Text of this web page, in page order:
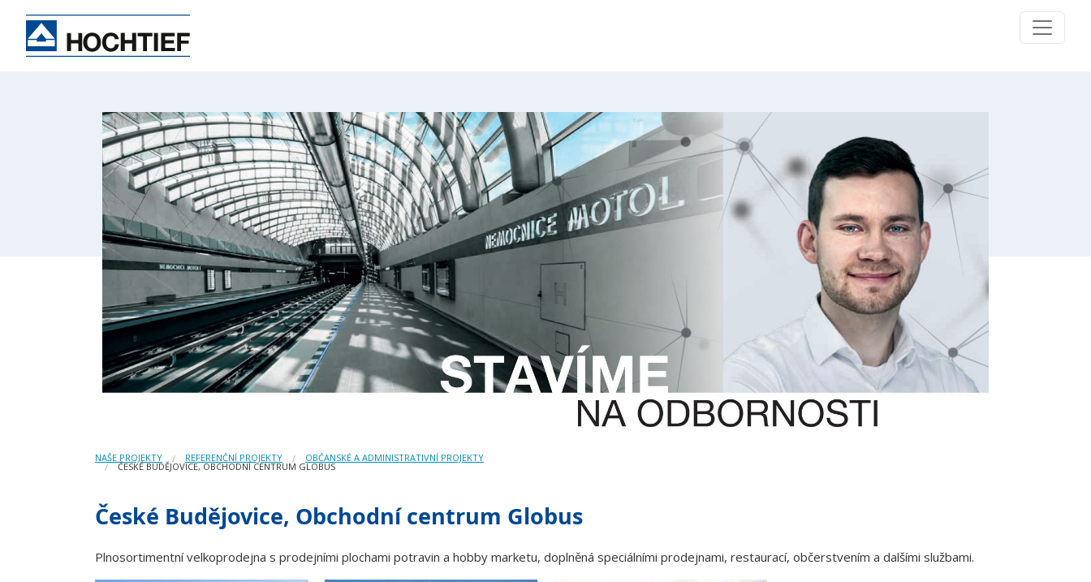
NAŠE PROJEKTY REFERENČNÍ PROJEKTY OBČANSKÉ A ADMINISTRATIVNÍ PROJEKTY
ČESKÉ BUDĚJOVICE, OBCHODNÍ CENTRUM GLOBUS
České Budějovice, Obchodní centrum Globus
Plnosortimentní velkoprodejna s prodejními plochami potravin a hobby marketu, doplněná speciálními prodejnami, restaurací, občerstvením a dalšími službami.